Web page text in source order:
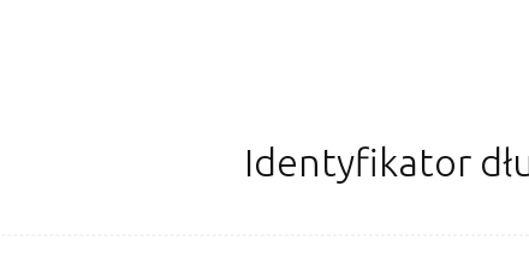
Identyfikator